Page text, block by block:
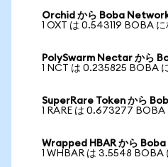
Orchid から Boba
1 OXT は 0.543119 BOBA に
PolySwarm Nectar から
1 NCT は 0.235825 BOBA
SuperRare Token から
1 RARE は 0.673277 BOBA
Wrapped HBAR から
1 WHBAR は 3.5548 BOBA